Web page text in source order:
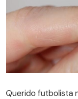
Querido futbolista